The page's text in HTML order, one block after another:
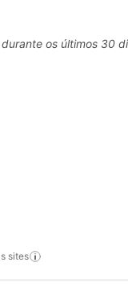
os últimos 30
sites